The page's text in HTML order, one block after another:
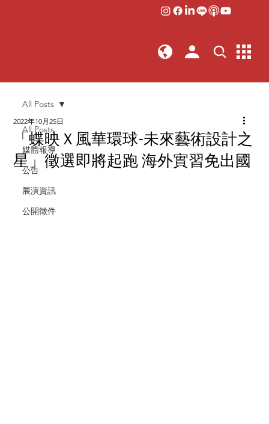
All Posts
媒體報導
公告
展演資訊
公開徵件
All Posts
「蝶映Ｘ風華環球-未來藝術設計之
星」徵選即將起跑 海外實習免出國
2022年10月25日